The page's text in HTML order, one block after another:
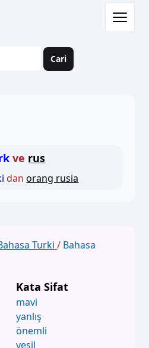
Cari
ve rus
dan orang rusia
Turki / Bahasa
Kata Sifat
mavi
yanlış
önemli
yeşil